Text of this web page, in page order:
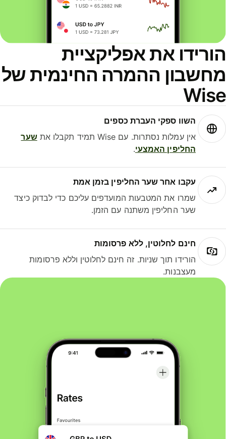
את אפליקציית
ההמרה החינמית של
השוו ספקי העברת כספים
אין עמלות נסתרות. עם Wise תמיד תקבלו את
שער
החליפין האמצעי.
עקבו אחר שער החליפין בזמן אמת
שמרו את המטבעות המועדפים עליכם כדי לבדוק כיצד
שער החליפין משתנה עם הזמן.
חינם לחלוטין, ללא פרסומות
הורידו תוך שניות. זה חינם לחלוטין וללא פרסומות
מעצבנות.